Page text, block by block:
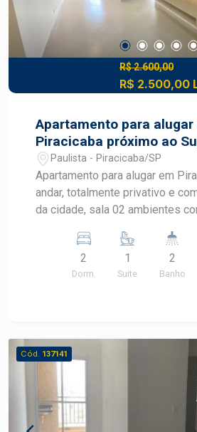
R$ 2.600,00
R$ 2.500,00
Apartamento para alugar
Piracicaba próximo ao
São Vicente
Paulista - Piracicaba/SP
Apartamento para alugar em
andar, totalmente privativo e
da cidade, sala 02 ambientes
integrada à sala, banheiros com
dormitórios com armário
área de serviço. 02 vagas de
2
Dorm.
1
Suite
2
Banho
Cód. 137141